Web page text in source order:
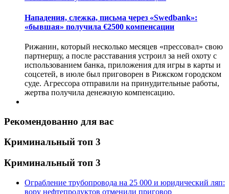
Нападения, слежка, письма через «Swedbank»:
«бывшая» получила €2500 компенсации
Рижанин, который несколько месяцев «прессовал» свою
партнершу, а после расставания устроил за ней охоту с
использованием банка, приложения для игры в карты и
соцсетей, в июле был приговорен в Рижском городском
суде. Агрессора отправили на принудительные работы,
жертва получила денежную компенсацию.
Рекомендованно для вас
Криминальный топ 3
Криминальный топ 3
Ограбление трубопровода на 25 000 и юридический ляп:
вору нефтепродуктов отменили приговор